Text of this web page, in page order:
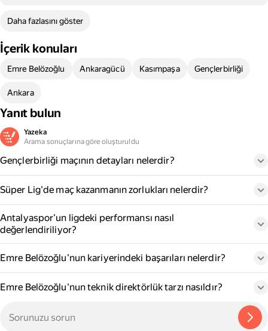
Daha fazlasını göster
İçerik konuları
Emre Belözoğlu Ankaragücü Kasımpaşa Gençlerbirliği
Ankara
Yanıt bulun
Yazeka
Arama sonuçlarına göre oluşturuldu
Gençlerbirliği maçının detayları nelerdir?
Süper Lig'de maç kazanmanın zorlukları nelerdir?
Antalyaspor'un ligdeki performansı nasıl
değerlendiriliyor?
Emre Belözoğlu'nun kariyerindeki başarıları nelerdir?
Emre Belözoğlu'nun teknik direktörlük tarzı nasıldır?